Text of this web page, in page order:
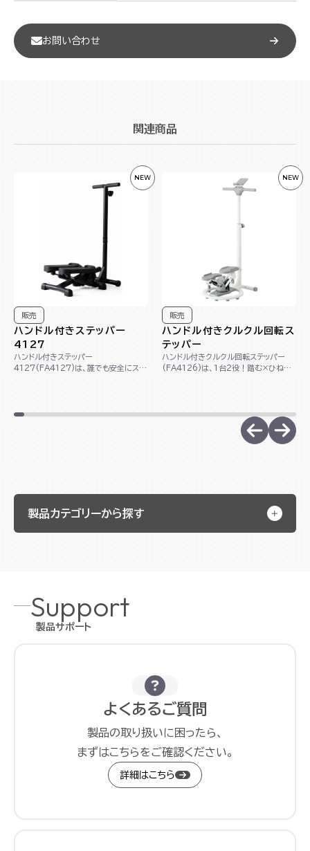
お問い合わせ
関連商品
販売
ハンドル付きステッパー
4127
ハンドル付きステッパー
4127(FA4127)は、誰でも安全にステ
NEW
販売
ハンドル付きクルクル回転ス
テッパー
ハンドル付きクルクル回転ステッパー
(FA4126)は、1台2役！踏む×ひねる
NEW
製品カテゴリーから探す
Support
製品サポート
よくあるご質問
製品の取り扱いに困ったら、
まずはこちらをご確認ください。
詳細はこちら